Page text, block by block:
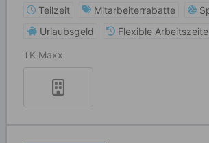
Teilzeit
Mitarbeiterrabatte
Urlaubsgeld
Flexible
TK Maxx